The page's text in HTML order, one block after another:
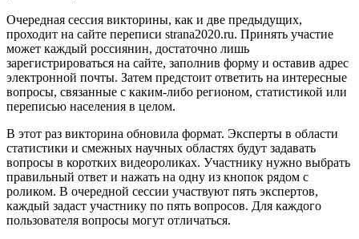
Очередная сессия викторины, как и две предыдущих,
проходит на сайте переписи strana2020.ru. Принять участие
может каждый россиянин, достаточно лишь
зарегистрироваться на сайте, заполнив форму и оставив адрес
электронной почты. Затем предстоит ответить на интересные
вопросы, связанные с каким-либо регионом, статистикой или
переписью населения в целом.
В этот раз викторина обновила формат. Эксперты в области
статистики и смежных научных областях будут задавать
вопросы в коротких видеороликах. Участнику нужно выбрать
правильный ответ и нажать на одну из кнопок рядом с
роликом. В очередной сессии участвуют пять экспертов,
каждый задаст участнику по пять вопросов. Для каждого
пользователя вопросы могут отличаться.